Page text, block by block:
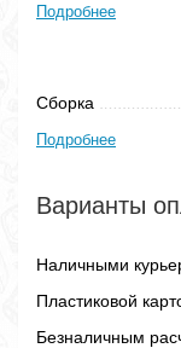
Подробнее
Сборка
Подробнее
Варианты
Наличными
Пластиковой
Безналичным